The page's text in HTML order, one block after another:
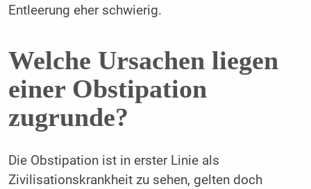
Entleerung eher schwierig.
Welche Ursachen liegen
einer Obstipation
zugrunde?
Die Obstipation ist in erster Linie als
Zivilisationskrankheit zu sehen, gelten doch